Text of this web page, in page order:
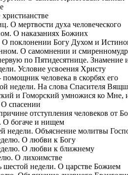
О мертвости духа человеческого
О наказаниях Божиих
О поклонении Богу Духом и
О самомнении и
по Пятидесятнице.
Условие усвоения Христу
человека в скорбях его
недели. На слова Спасителя
и Гоморский умножися ко
спасении
отступления человеков от
О богаче и нищем
недели. Объяснение молитвы
О любви к Богу
О любви к ближнему
О лихоимстве
шестой недели. О царстве Божием